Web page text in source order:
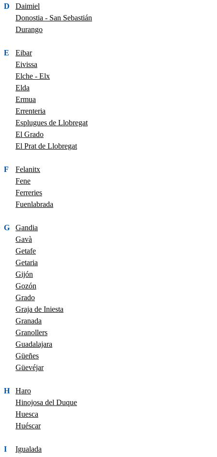
D
Daimiel
Donostia - San Sebastián
Durango
E
Eibar
Eivissa
Elche - Elx
Elda
Ermua
Errenteria
Esplugues de Llobregat
El Grado
El Prat de Llobregat
F
Felanitx
Fene
Ferreries
Fuenlabrada
G
Gandia
Gavà
Getafe
Getaria
Gijón
Gozón
Grado
Graja de Iniesta
Granada
Granollers
Guadalajara
Güeñes
Güevéjar
H
Haro
Hinojosa del Duque
Huesca
Huéscar
I
Igualada